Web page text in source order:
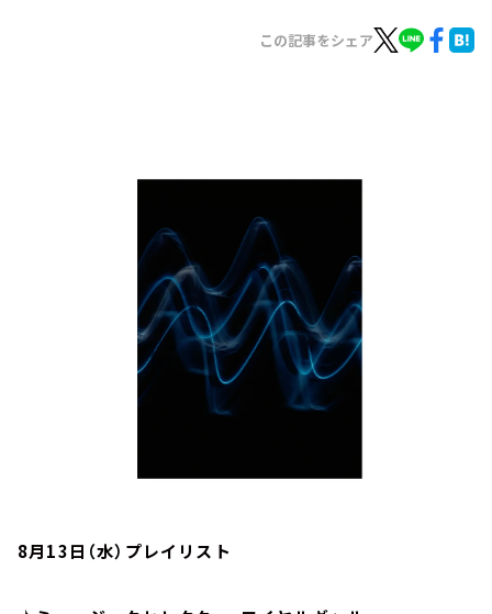
この記事をシェア
8月13日（水）プレイリスト